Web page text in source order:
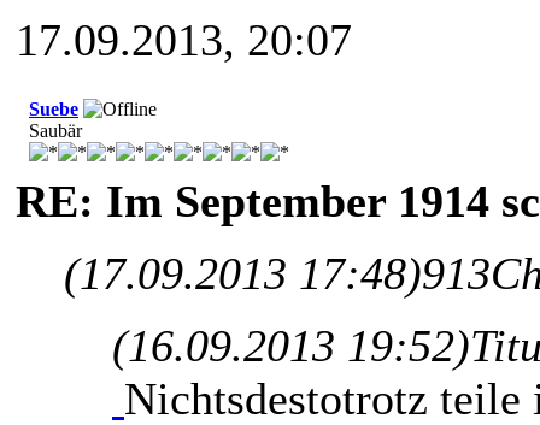
17.09.2013, 20:07
Suebe
Saubär
RE: Im September 1914
(17.09.2013 17:48)
(16.09.2013 19:52)
Nichtsdestotrotz teile